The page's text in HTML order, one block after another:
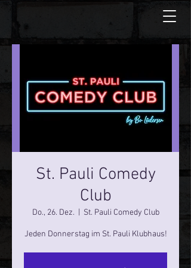
St. Pauli Comedy
Club
Do., 26. Dez. St. Pauli Comedy Club
Jeden Donnerstag im St. Pauli Klubhaus!